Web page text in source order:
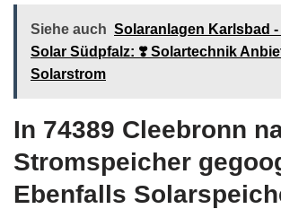
Siehe auch Solaranlagen Karlsbad
Solar Südpfalz: ❣️ Solartechnik
Solarstrom
In 74389 Cleebronn
Stromspeicher
Ebenfalls